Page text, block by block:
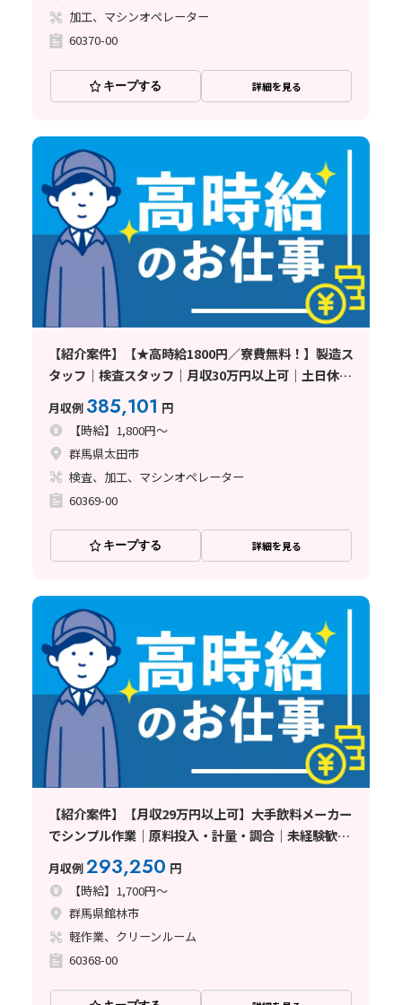
加工、マシンオペレーター
60370-00
キープする 詳細を見る
【紹介案件】【★高時給1800円／寮費無料！】製造ス
タッフ｜検査スタッフ｜月収30万円以上可｜土日休み
｜長期連休あり｜未経験者歓迎｜正社員登用制度あり
〈群馬県太田市〉
月収例 385,101 円
【時給】1,800円～
群馬県太田市
検査、加工、マシンオペレーター
60369-00
キープする 詳細を見る
【紹介案件】【月収29万円以上可】大手飲料メーカー
でシンプル作業｜原料投入・計量・調合｜未経験歓迎
｜高時給1700円｜年間休日123日｜地元で安定勤務
〈群馬県館林市〉
月収例293,250 円
【時給】1,700円～
群馬県館林市
軽作業、クリーンルーム
60368-00